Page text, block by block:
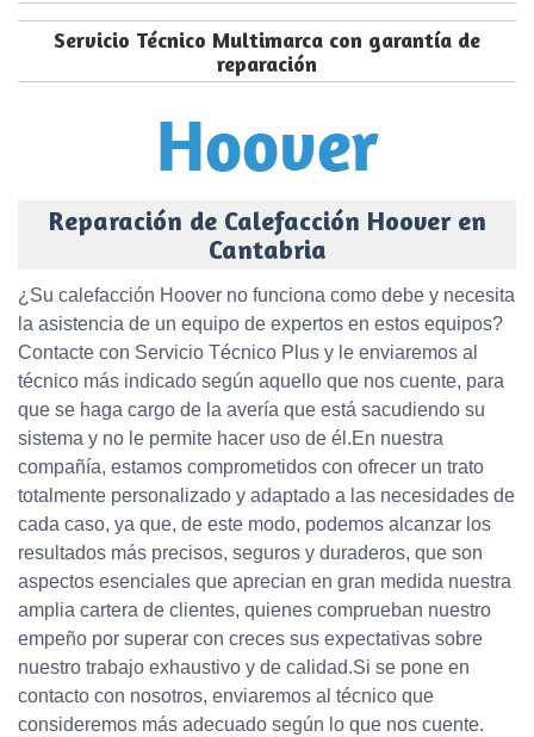
Servicio Técnico Multimarca con garantía de
reparación
Reparación de Calefacción Hoover en
Cantabria
¿Su calefacción Hoover no funciona como debe y necesita
la asistencia de un equipo de expertos en estos equipos?
Contacte con Servicio Técnico Plus y le enviaremos al
técnico más indicado según aquello que nos cuente, para
que se haga cargo de la avería que está sacudiendo su
sistema y no le permite hacer uso de él.En nuestra
compañía, estamos comprometidos con ofrecer un trato
totalmente personalizado y adaptado a las necesidades de
cada caso, ya que, de este modo, podemos alcanzar los
resultados más precisos, seguros y duraderos, que son
aspectos esenciales que aprecian en gran medida nuestra
amplia cartera de clientes, quienes comprueban nuestro
empeño por superar con creces sus expectativas sobre
nuestro trabajo exhaustivo y de calidad.Si se pone en
contacto con nosotros, enviaremos al técnico que
consideremos más adecuado según lo que nos cuente.